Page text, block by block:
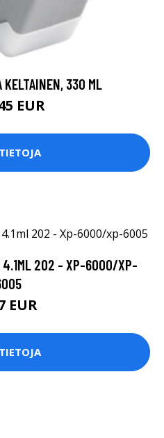
KELTAINEN, 330 ML
EUR
4.1ML 202 - XP-6000/XP-
EUR